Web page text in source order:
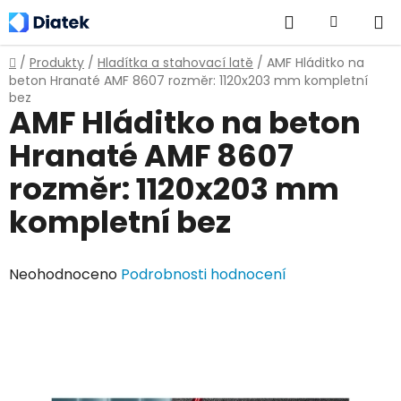
Přejít
na
obsah
Hledat NÁKUPNÍ
KOŠÍK
Domů
/ Produkty / Hladítka a stahovací latě / AMF Hláditko na
beton Hranaté AMF 8607 rozměr: 1120x203 mm kompletní
bez
AMF Hláditko na beton
Hranaté AMF 8607
rozměr: 1120x203 mm
kompletní bez
Průměrné
Neohodnoceno Podrobnosti hodnocení